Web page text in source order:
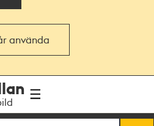
använda